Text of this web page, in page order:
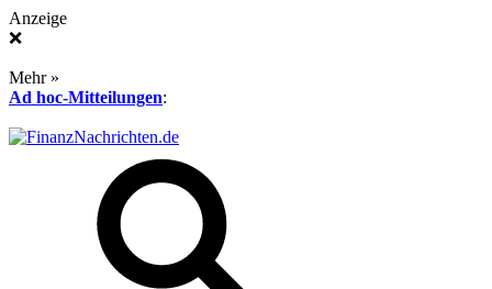
Anzeige
❌
Mehr »
Ad hoc-Mitteilungen: